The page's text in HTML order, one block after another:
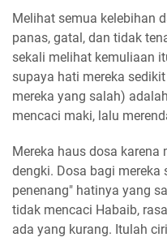
Melihat semua kelebihan
panas, gatal, dan tidak
sekali melihat kemuliaan
supaya hati mereka
mereka yang salah)
mencaci maki, lalu
Mereka haus dosa
dengki. Dosa bagi
penenang" hatinya yang
tidak mencaci Habaib,
ada yang kurang. Itulah